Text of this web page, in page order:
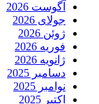
آگوست 2026
جولای 2026
ژوئن 2026
فوریه 2026
ژانویه 2026
دسامبر 2025
نوامبر 2025
اکتبر 2025